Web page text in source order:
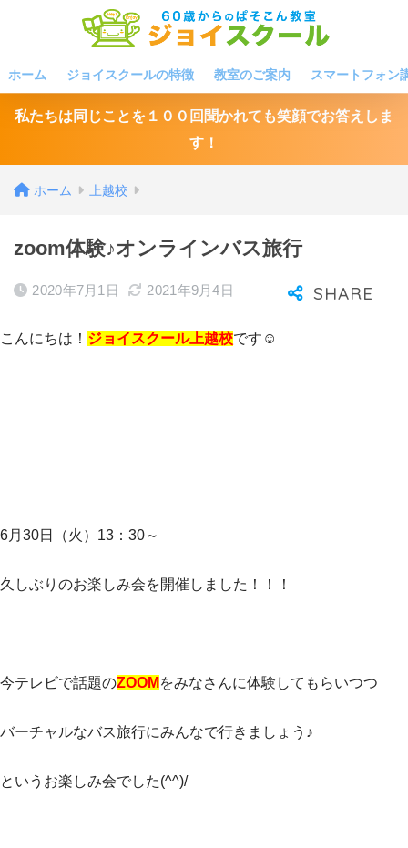
ホーム ジョイスクールの特徴 教室のご案内 スマートフォン
私たちは同じことを１００回聞かれても笑顔でお答えしま
す！
ホーム 上越校
zoom体験♪オンラインバス旅行
2020年7月1日 2021年9月4日
こんにちは！ ジョイスクール上越校です☺
6月30日（火）13：30～
久しぶりのお楽しみ会を開催しました！！！
今テレビで話題のZOOM をみなさんに体験してもらいつつ
バーチャルなバス旅行にみんなで行きましょう♪
というお楽しみ会でした(^^)/